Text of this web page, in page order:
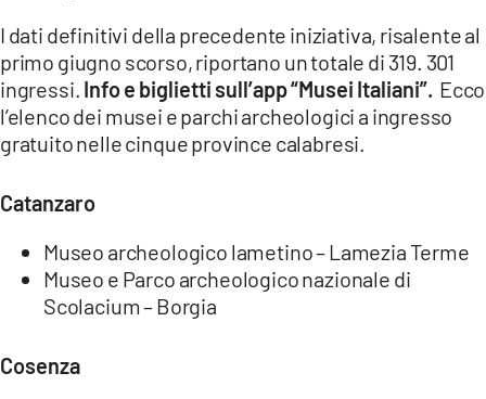
COSENZACHANNEL.IT
ILVIBONESE.IT
CATANZAROCHANNEL.IT
LACAPITALENEWS.IT
App
ANDROID
I dati definitivi della precedente iniziativa, risalente al
primo giugno scorso, riportano un totale di 319. 301
ingressi. Info e biglietti sull’app “Musei Italiani”. Ecco
l’elenco dei musei e parchi archeologici a ingresso
gratuito nelle cinque province calabresi.
Catanzaro
Museo archeologico lametino – Lamezia Terme
Museo e Parco archeologico nazionale di
Scolacium – Borgia
Cosenza